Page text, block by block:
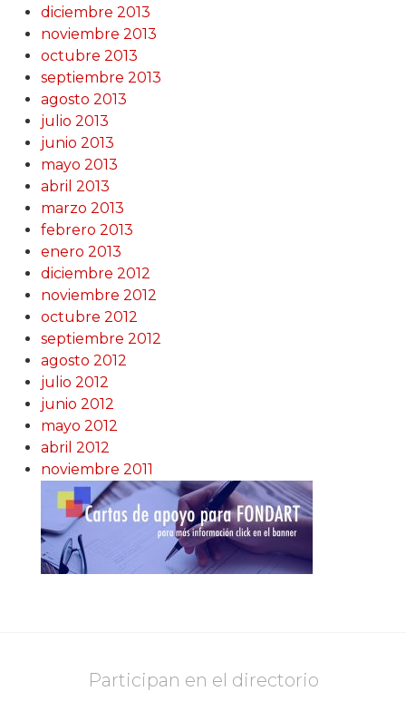
diciembre 2013
noviembre 2013
octubre 2013
septiembre 2013
agosto 2013
julio 2013
junio 2013
mayo 2013
abril 2013
marzo 2013
febrero 2013
enero 2013
diciembre 2012
noviembre 2012
octubre 2012
septiembre 2012
agosto 2012
julio 2012
junio 2012
mayo 2012
abril 2012
noviembre 2011
Participan en el directorio